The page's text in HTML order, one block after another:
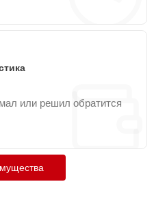
или решил обратится